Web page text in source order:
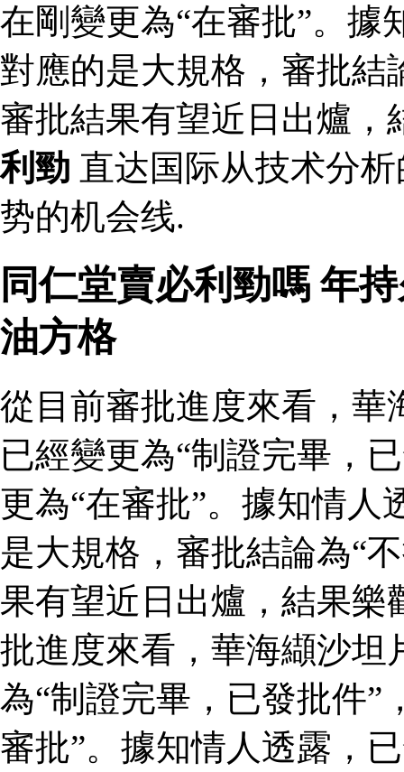
在剛變更為“在審批”。據
對應的是大規格，審批結
審批結果有望近日出爐
利勁 直达国际从技术分
势的机会线.
同仁堂賣必利勁嗎 年
油方格
從目前審批進度來看，華
已經變更為“制證完畢，
更為“在審批”。據知情
是大規格，審批結論為“
果有望近日出爐，結果樂
批進度來看，華海纈沙坦
為“制證完畢，已發批件”
審批”。據知情人透露，